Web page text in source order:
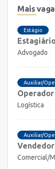
Mais
Estágio
Advogado
Auxiliar/
Logística
Auxiliar/
Comercial/